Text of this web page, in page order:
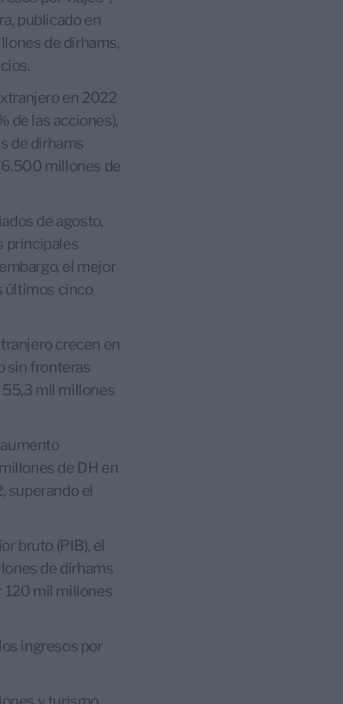
publicado en
de dírhams,
en 2022
de las acciones),
de dírhams
millones de
de agosto,
principales
el mejor
últimos cinco
crecen en
sin fronteras
mil millones
de DH en
superando el
bruto (PIB), el
de dírhams
120 mil millones
ingresos por